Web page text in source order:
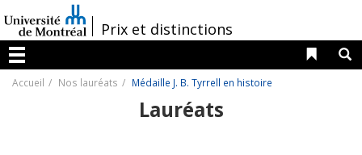
au
contenu
/Prix et distinctions
Menu
Liens
Accueil Nos lauréats Médaille J. B. Tyrrell en histoire
Lauréats